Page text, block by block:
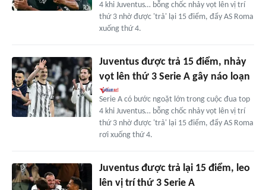
4 khi Juventus… bỗng chốc nhảy vọt lên vị trí
thứ 3 nhờ được 'trả' lại 15 điểm, đẩy AS Roma
xuống thứ 4.
Juventus được trả 15 điểm, nhảy
vọt lên thứ 3 Serie A gây náo loạn
Serie A có bước ngoặt lớn trong cuộc đua top
4 khi Juventus… bỗng chốc nhảy vọt lên vị trí
thứ 3 nhờ được 'trả' lại 15 điểm, đẩy AS Roma
rơi xuống thứ 4.
Juventus được trả lại 15 điểm, leo
lên vị trí thứ 3 Serie A